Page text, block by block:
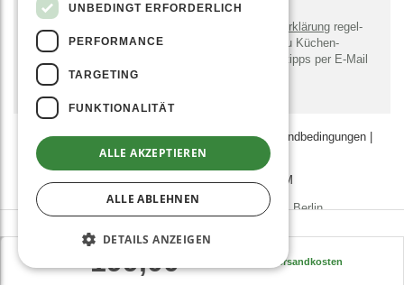
199,00 Versandkosten
Bitte sendet mir entsprechend der Daten­schutz­erklärung regel­
mäßig und jederzeit wider­ruflich Infor­mationen zu Küchen­
geräten, -utensilien, Rezepten und Zu­bereitungs­tipps per E-Mail
AGB|Datenschutz­erklärung|Zahlungs- & Versand­bedingungen|
Impressum
JOBS
AFFILIATE-PROGRAMM
© 2011 - 2026 Grüne Smoothies GmbH, Berlin
SEHR GUT (4.9 / 5)
Bewertungen bei: google.com, idealo.de, shopvote.de ⓘ
Informationen zur Echtheit der Bewertungen
UNBEDINGT ERFORDERLICH
PERFORMANCE
TARGETING
FUNKTIONALITÄT
ALLE AKZEPTIEREN
ALLE ABLEHNEN
DETAILS ANZEIGEN